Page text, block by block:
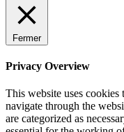
Fermer
Privacy Overview
This website uses
navigate through the
are categorized as